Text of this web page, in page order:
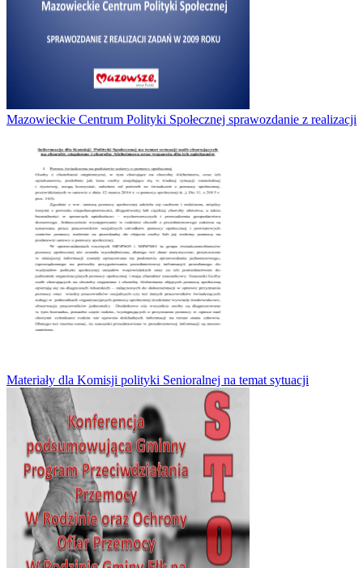
Mazowieckie Centrum Polityki Społecznej sprawozdanie z realizacji
Materiały dla Komisji polityki Senioralnej na temat sytuacji